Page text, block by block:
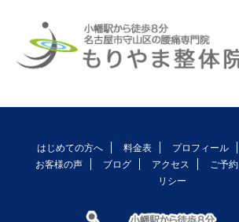
はじめての方へ 料金表 プロフィール
お客様の声
ブログ アクセス ご予約
リシー